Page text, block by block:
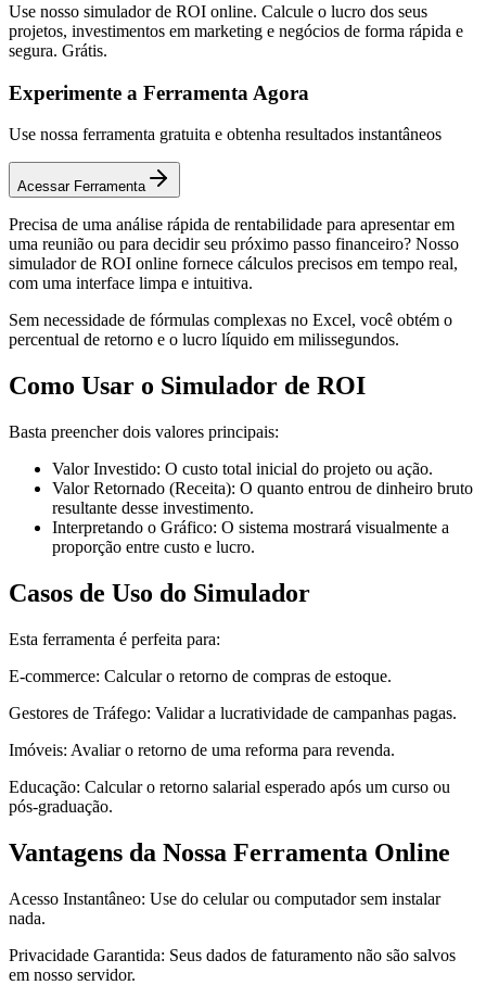
Use nosso simulador de ROI online. Calcule o lucro dos seus
projetos, investimentos em marketing e negócios de forma rápida e
segura. Grátis.
Experimente a Ferramenta Agora
Use nossa ferramenta gratuita e obtenha resultados instantâneos
Acessar Ferramenta
Precisa de uma análise rápida de rentabilidade para apresentar em
uma reunião ou para decidir seu próximo passo financeiro? Nosso
simulador de ROI online fornece cálculos precisos em tempo real,
com uma interface limpa e intuitiva.
Sem necessidade de fórmulas complexas no Excel, você obtém o
percentual de retorno e o lucro líquido em milissegundos.
Como Usar o Simulador de ROI
Basta preencher dois valores principais:
Valor Investido: O custo total inicial do projeto ou ação.
Valor Retornado (Receita): O quanto entrou de dinheiro bruto
resultante desse investimento.
Interpretando o Gráfico: O sistema mostrará visualmente a
proporção entre custo e lucro.
Casos de Uso do Simulador
Esta ferramenta é perfeita para:
E-commerce: Calcular o retorno de compras de estoque.
Gestores de Tráfego: Validar a lucratividade de campanhas pagas.
Imóveis: Avaliar o retorno de uma reforma para revenda.
Educação: Calcular o retorno salarial esperado após um curso ou
pós-graduação.
Vantagens da Nossa Ferramenta Online
Acesso Instantâneo: Use do celular ou computador sem instalar
nada.
Privacidade Garantida: Seus dados de faturamento não são salvos
em nosso servidor.